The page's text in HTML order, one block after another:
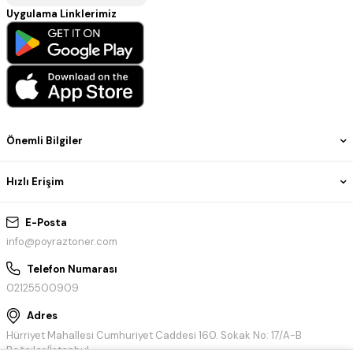
E-Posta
info@poyraztoner.com
Telefon Numarası
02125500909
Adres
Hürriyet Mahallesi Cumhuriyet Caddesi 160. Sokak No: 17/A-B
Bağcılar/İstanbul
Önemli Bilgiler
Hızlı Erişim
Uygulama Linklerimiz